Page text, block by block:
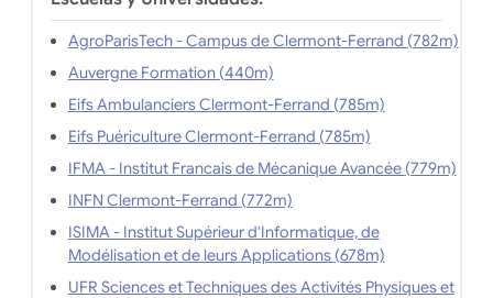
AgroParisTech - Campus de Clermont-Ferrand (782m)
Auvergne Formation (440m)
Eifs Ambulanciers Clermont-Ferrand (785m)
Eifs Puériculture Clermont-Ferrand (785m)
IFMA - Institut Francais de Mécanique Avancée (779m)
INFN Clermont-Ferrand (772m)
ISIMA - Institut Supérieur d'Informatique, de
Modélisation et de leurs Applications (678m)
UFR Sciences et Techniques des Activités Physiques et